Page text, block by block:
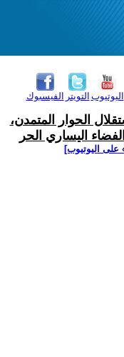
الفيسبوك التويتر اليوتيوب
الحوار المتمدن،
اليساري الحر
على اليوتيوب]